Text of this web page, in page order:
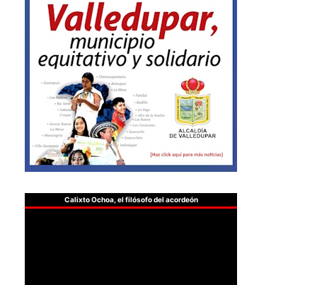
Calixto Ochoa, el filósofo del acordeón